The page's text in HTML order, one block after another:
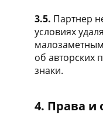
3.5. Партнер
условиях
об авторских
знаки.
4. Права и